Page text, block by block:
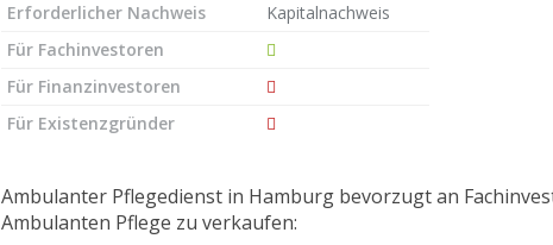
Erforderlicher Nachweis
Kapitalnachweis
Für Fachinvestoren
Für Finanzinvestoren
Für Existenzgründer
Ambulanter Pflegedienst in Hamburg bevorzugt an
Ambulanten Pflege zu verkaufen: